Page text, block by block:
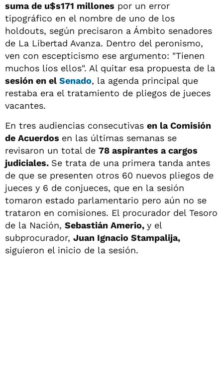
suma de u$s171 millones por un error
tipográfico en el nombre de uno de los
holdouts, según precisaron a Ámbito senadores
de La Libertad Avanza. Dentro del peronismo,
ven con escepticismo ese argumento: "Tienen
muchos líos ellos". Al quitar esa propuesta de la
sesión en el Senado, la agenda principal que
restaba era el tratamiento de pliegos de jueces
vacantes.
En tres audiencias consecutivas en la Comisión
de Acuerdos en las últimas semanas se
revisaron un total de 78 aspirantes a cargos
judiciales. Se trata de una primera tanda antes
de que se presenten otros 60 nuevos pliegos de
jueces y 6 de conjueces, que en la sesión
tomaron estado parlamentario pero aún no se
trataron en comisiones. El procurador del Tesoro
de la Nación, Sebastián Amerio, y el
subprocurador, Juan Ignacio Stampalija,
siguieron el inicio de la sesión.